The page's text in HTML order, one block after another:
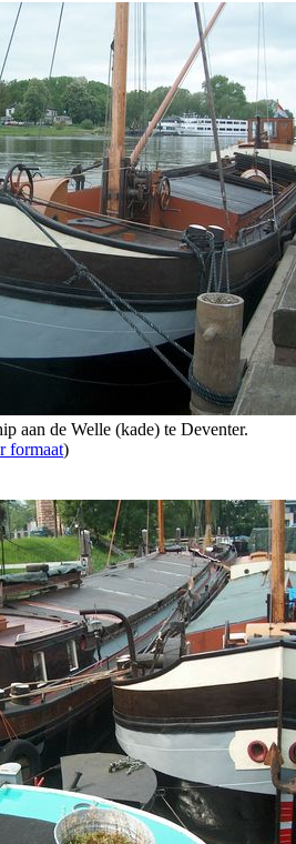
aan de Welle (kade) te Deventer.
formaat)